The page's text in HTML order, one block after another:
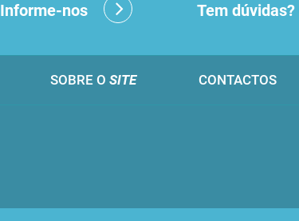
Informe-nos Tem dúvidas?
SOBRE O SITE CONTACTOS